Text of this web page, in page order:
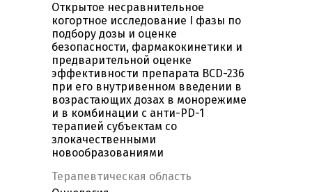
Открытое несравнительное
когортное исследование I фазы по
подбору дозы и оценке
безопасности, фармакокинетики и
предварительной оценке
эффективности препарата BCD-236
при его внутривенном введении в
возрастающих дозах в монорежиме
и в комбинации с анти-PD-1
терапией субъектам со
злокачественными
новообразованиями
Терапевтическая область